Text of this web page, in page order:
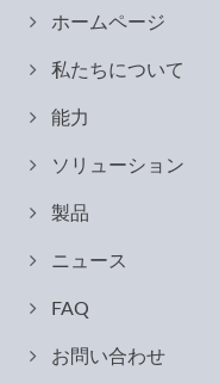
ホームページ
私たちについて
能力
ソリューション
製品
ニュース
FAQ
お問い合わせ